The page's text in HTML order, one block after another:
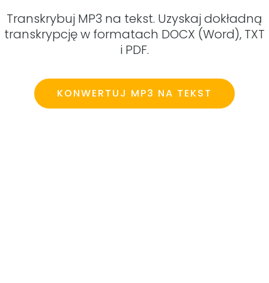
Transkrybuj MP3 na tekst. Uzyskaj dokładną
transkrypcję w formatach DOCX (Word), TXT
i PDF.
KONWERTUJ MP3 NA TEKST